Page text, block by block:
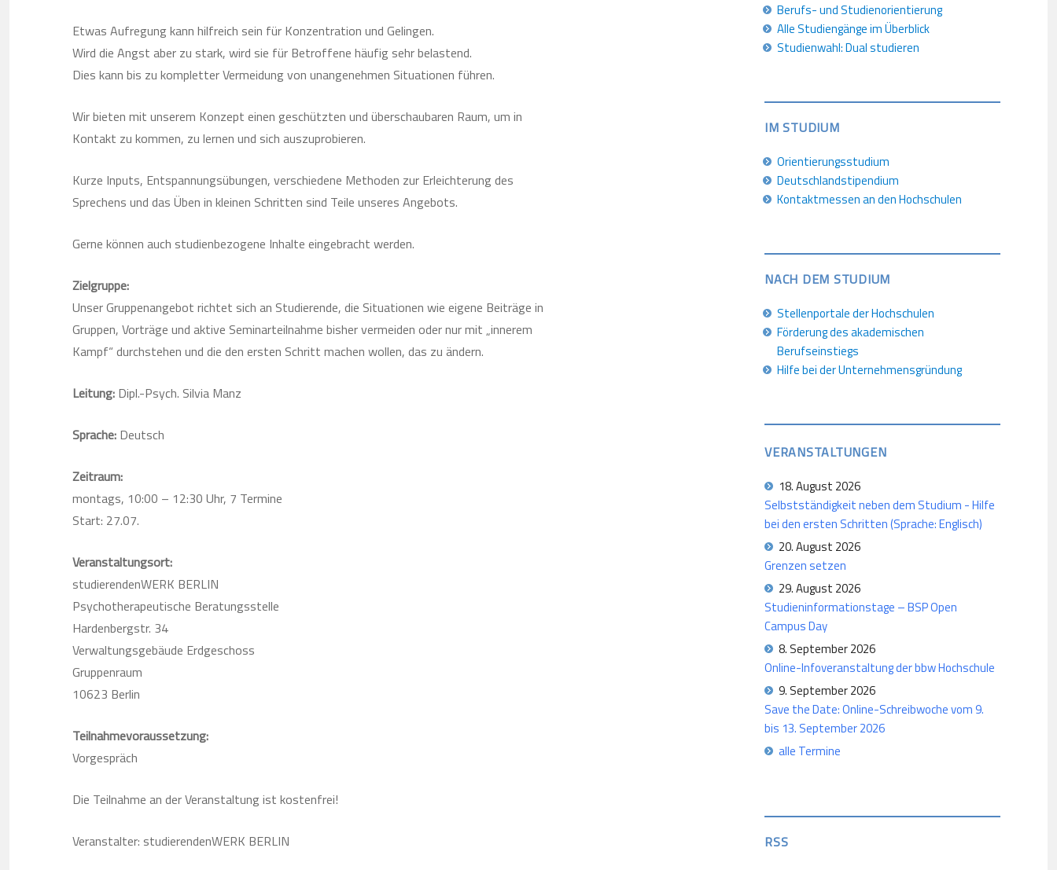
Etwas Aufregung kann hilfreich sein für Konzentration und Gelingen.
Wird die Angst aber zu stark, wird sie für Betroffene häufig sehr belastend.
Dies kann bis zu kompletter Vermeidung von unangenehmen Situationen führen.
Wir bieten mit unserem Konzept einen geschützten und überschaubaren Raum, um in
Kontakt zu kommen, zu lernen und sich auszuprobieren.
Kurze Inputs, Entspannungsübungen, verschiedene Methoden zur Erleichterung des
Sprechens und das Üben in kleinen Schritten sind Teile unseres Angebots.
Gerne können auch studienbezogene Inhalte eingebracht werden.
Zielgruppe:
Unser Gruppenangebot richtet sich an Studierende, die Situationen wie eigene Beiträge in
Gruppen, Vorträge und aktive Seminarteilnahme bisher vermeiden oder nur mit „innerem
Kampf“ durchstehen und die den ersten Schritt machen wollen, das zu ändern.
Leitung: Dipl.-Psych. Silvia Manz
Sprache: Deutsch
Zeitraum:
montags, 10:00 – 12:30 Uhr, 7 Termine
Start: 27.07.
Veranstaltungsort:
studierendenWERK BERLIN
Psychotherapeutische Beratungsstelle
Hardenbergstr. 34
Verwaltungsgebäude Erdgeschoss
Gruppenraum
10623 Berlin
Teilnahmevoraussetzung:
Vorgespräch
Die Teilnahme an der Veranstaltung ist kostenfrei!
Veranstalter: studierendenWERK BERLIN
Berufs- und Studienorientierung
Alle Studiengänge im Überblick
Studienwahl: Dual studieren
IM STUDIUM
Orientierungsstudium
Deutschlandstipendium
Kontaktmessen an den Hochschulen
NACH DEM STUDIUM
Stellenportale der Hochschulen
Förderung des akademischen
Berufseinstiegs
Hilfe bei der Unternehmensgründung
VERANSTALTUNGEN
18. August 2026
Selbstständigkeit neben dem Studium - Hilfe
bei den ersten Schritten (Sprache: Englisch)
20. August 2026
Grenzen setzen
29. August 2026
Studieninformationstage – BSP Open
Campus Day
8. September 2026
Online-Infoveranstaltung der bbw Hochschule
9. September 2026
Save the Date: Online-Schreibwoche vom 9.
bis 13. September 2026
alle Termine
RSS